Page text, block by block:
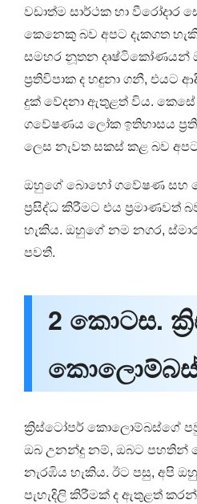
වඩාත්ම සාර්ථක හා
කෙනෙකු බව අපට දැකගත
සමහර නූතන දෘෂ්ටිකෝණයන්
ප්‍රතිවිපාක ද හඳුනා ගනී, එයට
දුක් වේදනා ඇතුළත් විය.
ගවේෂණය ලෝක ඉතිහාසය
ලෙස නැවත සකස් කළ බව
ඔහුගේ බොහෝ ගවේෂණ සහ
ප්‍රසිද්ධ කිරීමට එය ප්‍රමාණවත්
හැකිය. ඔහුගේ නම නගර,
පවතී.
2 කොටස.
කොලොම්බස්
ක්‍රිස්ටෝපර් කොලොම්බස්ගේ
ඔබ උනන්දු නම්, ඔබට පහතින්
නැරඹිය හැකිය. ඊට පසු, අපි
පැහැදිලි කිරීමක් ද ඇතුළත්